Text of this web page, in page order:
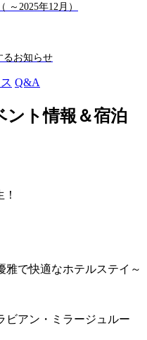
～2025年12月）
るお知らせ
Q&A
ント情報＆宿泊
！
雅で快適なホテルステイ～
ビアン・ミラージュルー